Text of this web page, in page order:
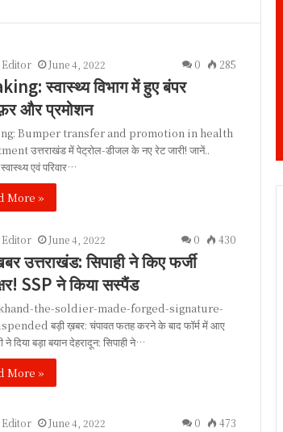
Editor
June 4, 2022 0 285
स्वास्थ्य विभाग में हुए बंपर
और प्रमोशन
Bumper transfer and promotion in health
उत्तराखंड में पेट्रोल-डीजल के नए रेट जारी! जानें..
एवं परिवार…
More »
Editor June 4, 2022 0 430
उत्तराखंड: सिपाही ने किए फर्जी
SSP ने किया सस्पैंड
the-soldier-made-forged-signature-
बड़ी ख़बर: चंपावत फतह करने के बाद फॉर्म में आए
ने दिया बड़ा बयान देहरादून: सिपाही ने…
More »
Editor
June 4, 2022 0 473